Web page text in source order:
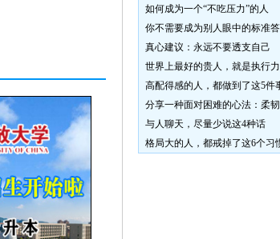
如何成为一个“不吃压力”的人
你不需要成为别人眼中的标准
真心建议：永远不要透支自己
世界上最好的贵人，就是执行
高配得感的人，都做到了这5件
分享一种面对困难的心法：柔
与人聊天，尽量少说这4种话
格局大的人，都戒掉了这6个习